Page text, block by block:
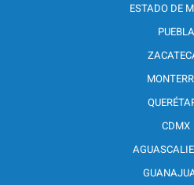
ESTADO DE
PUEBLA
CDMX